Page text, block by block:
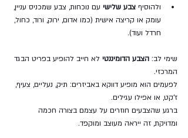
ולהוסיף צבע שלישי עם נוכחות, צבע שמכניס עניין,
עומק או קריצה אישית (כמו אדום, ירוק, ורוד, כחול,
חרדל ועוד).
שימי לב: הצבע הדומיננטי לא חייב להופיע בפריט הבגד
המרכזי.
לפעמים הוא מופיע דווקא באביזרים: תיק, נעליים, צעיף,
ז’קט, או אפילו עגילים.
ברגע שהצבעים חוזרים על עצמם בצורה חכמה
ומדויקת, זה ייראה מעוצב ומוקפד.